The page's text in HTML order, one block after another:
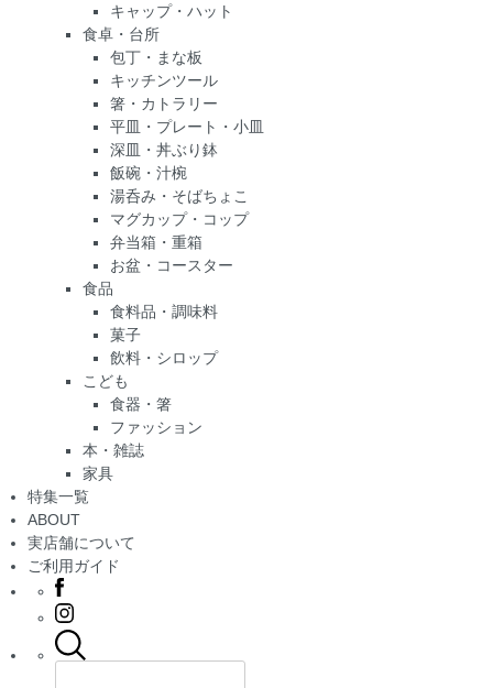
キャップ・ハット
食卓・台所
包丁・まな板
キッチンツール
箸・カトラリー
平皿・プレート・小皿
深皿・丼ぶり鉢
飯碗・汁椀
湯呑み・そばちょこ
マグカップ・コップ
弁当箱・重箱
お盆・コースター
食品
食料品・調味料
菓子
飲料・シロップ
こども
食器・箸
ファッション
本・雑誌
家具
特集一覧
ABOUT
実店舗について
ご利用ガイド